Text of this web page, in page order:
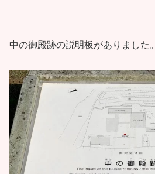
中の御殿跡の説明板がありました。